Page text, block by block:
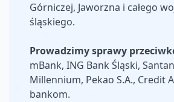
Górniczej, Jaworzna i całego
śląskiego.
Prowadzimy sprawy
mBank, ING Bank Śląski,
Millennium, Pekao S.A., Credit
bankom.